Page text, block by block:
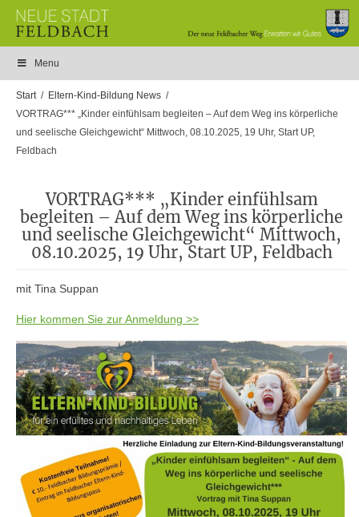
Menu
Start
Eltern-Kind-Bildung News
VORTRAG*** „Kinder einfühlsam begleiten – Auf dem Weg ins körperliche
und seelische Gleichgewicht“ Mittwoch, 08.10.2025, 19 Uhr, Start UP,
Feldbach
VORTRAG*** „Kinder einfühlsam
begleiten – Auf dem Weg ins körperliche
und seelische Gleichgewicht“ Mittwoch,
08.10.2025, 19 Uhr, Start UP, Feldbach
mit Tina Suppan
Hier kommen Sie zur Anmeldung >>